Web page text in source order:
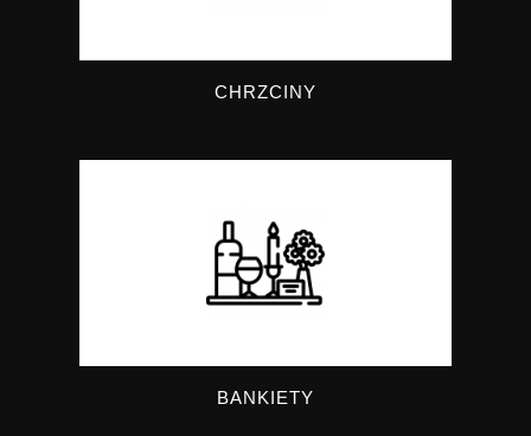
CHRZCINY
BANKIETY